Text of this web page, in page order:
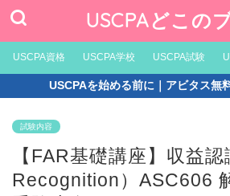
USCPAどこの
USCPA資格 USCPA学校 USCPA試験
USCPAを始める前に｜アビタス無
試験内容
【FAR基礎講座】収益
Recognition）ASC606